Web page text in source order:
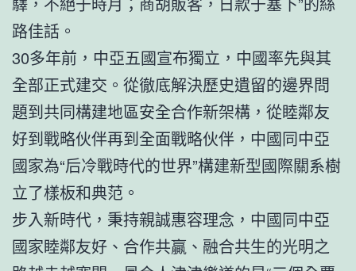
路佳話。
30多年前，中亞五國宣布獨立，中國率先與其
全部正式建交。從徹底解決歷史遺留的邊界問
題到共同構建地區安全合作新架構，從睦鄰友
好到戰略伙伴再到全面戰略伙伴，中國同中亞
國家為“后冷戰時代的世界”構建新型國際關系樹
立了樣板和典范。
步入新時代，秉持親誠惠容理念，中國同中亞
國家睦鄰友好、合作共贏、融合共生的光明之